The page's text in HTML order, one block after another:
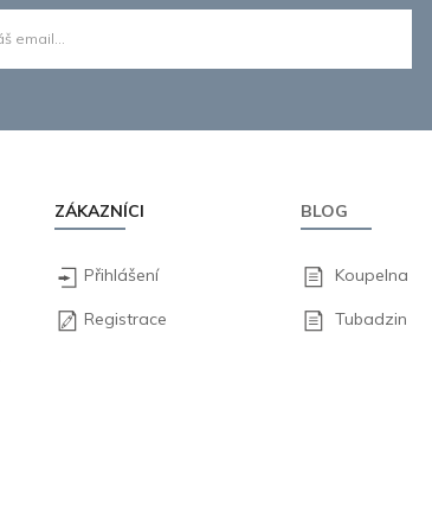
ZÁKAZNÍCI
Přihlášení
Registrace
BLOG
Koupelna
Tubadzin